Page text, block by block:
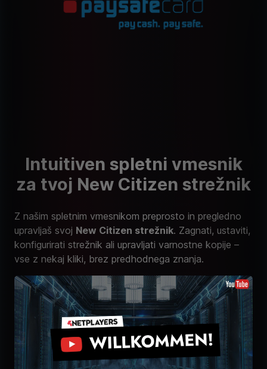
Intuitiven spletni vmesnik
za tvoj New Citizen strežnik
Z našim spletnim vmesnikom preprosto in pregledno
upravljaš svoj New Citizen strežnik. Zagnati, ustaviti,
konfigurirati strežnik ali upravljati varnostne kopije –
vse z nekaj kliki, brez predhodnega znanja.